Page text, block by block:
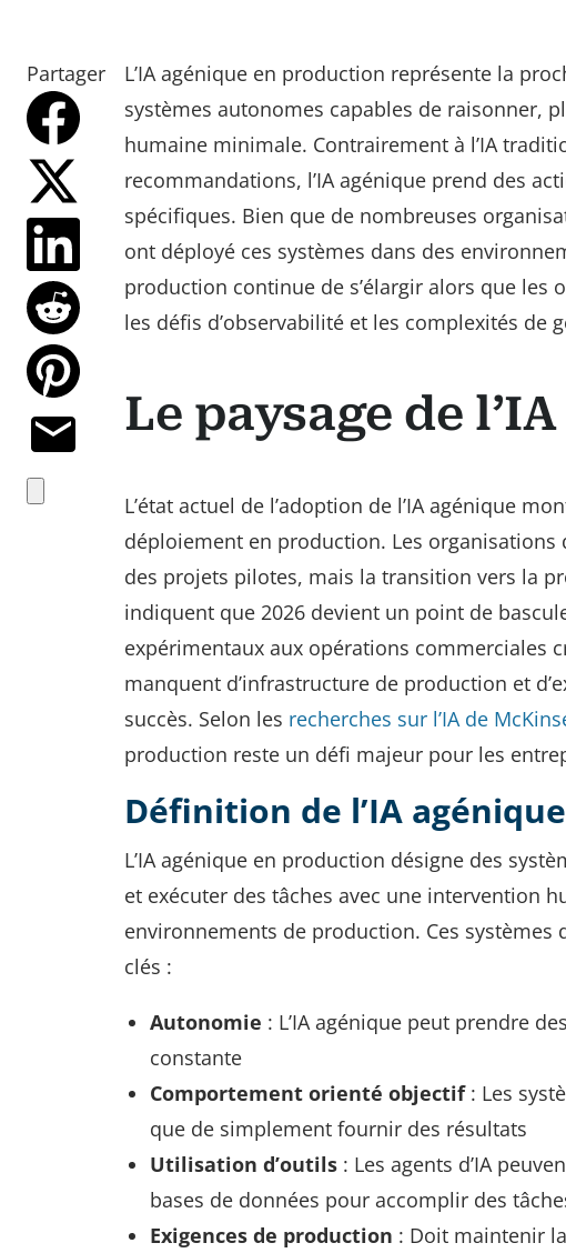
Partager
L’IA agénique en production représente la
systèmes autonomes capables de raisonner,
humaine minimale. Contrairement à l’IA
recommandations, l’IA agénique prend des
spécifiques. Bien que de nombreuses
ont déployé ces systèmes dans des
production continue de s’élargir alors que les
les défis d’observabilité et les complexités de
Le paysage de
L’état actuel de l’adoption de l’IA agénique
déploiement en production. Les
des projets pilotes, mais la transition vers la
indiquent que 2026 devient un point de
expérimentaux aux opérations commerciales
manquent d’infrastructure de production et
succès. Selon les recherches sur l’IA de
production reste un défi majeur pour les
Définition de l’IA
L’IA agénique en production désigne des
et exécuter des tâches avec une intervention
environnements de production. Ces
clés :
Autonomie : L’IA agénique peut prendre
constante
Comportement orienté objectif: Les
que de simplement fournir des résultats
Utilisation d’outils: Les agents d’IA
bases de données pour accomplir des
Exigences de production : Doit maintenir